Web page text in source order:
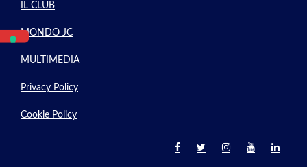
IL CLUB
MONDO JC
MULTIMEDIA
Privacy Policy
Cookie Policy